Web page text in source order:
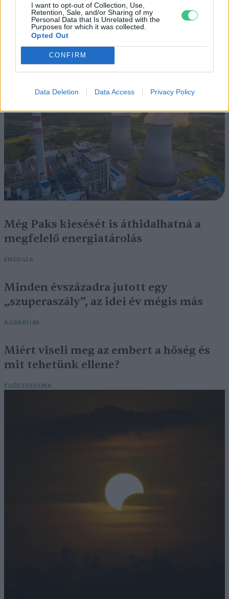
I want to opt-out of Collection, Use,
Retention, Sale, and/or Sharing of my
Personal Data that Is Unrelated with the
Purposes for which it was collected.
Opted Out
CONFIRM
Data Deletion Data Access Privacy Policy
Elképesztő felvétel mutatja meg,
mekkora a különbség az áradó és a
kiszáradó Duna között
ÉLŐ BOLYGÓNK
Még Paks kiesését is áthidalhatná a
megfelelő energiatárolás
ENERGIA
Minden évszázadra jutott egy
„szuperaszály”, az idei év mégis más
AGRÁRIUM
Miért viseli meg az embert a hőség és
mit tehetünk ellene?
EGÉSZSÉGÜNK